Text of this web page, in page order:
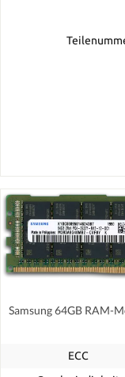
Samsung 64GB RAM-
ECC